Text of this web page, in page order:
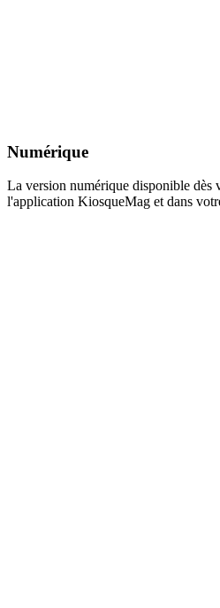
Numérique
La version numérique disponible dès
l'application KiosqueMag et dans